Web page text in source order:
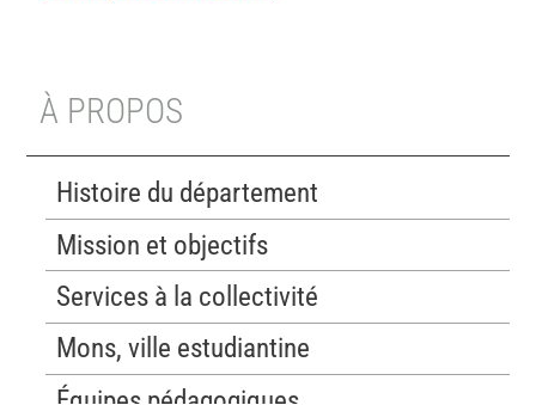
À PROPOS
Histoire du département
Mission et objectifs
Services à la collectivité
Mons, ville estudiantine